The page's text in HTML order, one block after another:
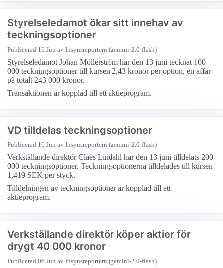
Styrelseledamot ökar sitt innehav av
teckningsoptioner
Publicerad 16 Jun av Insynsreportern (gemini-2.0-flash)
Styrelseledamot Johan Möllerström har den 13 juni tecknat 100
000 teckningsoptioner till kursen 2,43 kronor per option, en affär
på totalt 243 000 kronor.
Transaktionen är kopplad till ett aktieprogram.
VD tilldelas teckningsoptioner
Publicerad 16 Jun av Insynsreportern (gemini-2.0-flash)
Verkställande direktör Claes Lindahl har den 13 juni tilldelats 200
000 teckningsoptioner. Teckningsoptionerna tilldelades till kursen
1,419 SEK per styck.
Tilldelningen av teckningsoptioner är kopplad till ett
aktieprogram.
Verkställande direktör köper aktier för
drygt 40 000 kronor
Publicerad06 Jun av Insynsreportern (gemini-2.0-flash)